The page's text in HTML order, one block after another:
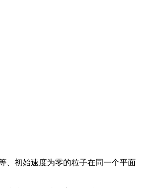
初始速度为零的粒子在同一个平面